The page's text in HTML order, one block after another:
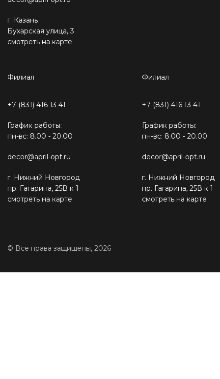
г. Казань
Бухарская улица, 3
смотреть на карте
Филиал
+7 (831) 416 13 41
График работы:
пн-вс: 8.00 - 20.00
decor@april-opt.ru
г. Нижний Новгород
пр. Гагарина, 25В к 1
смотреть на карте
Филиал
+7 (831) 416 13 41
График работы:
пн-вс: 8.00 - 20.00
decor@april-opt.ru
г. Нижний Новгород
пр. Гагарина, 25В к 1
смотреть на карте
© Все права защищены, 2026